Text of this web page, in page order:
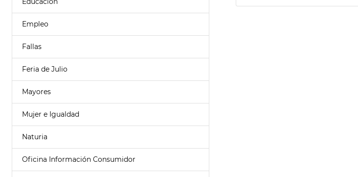
Empleo
Fallas
Feria de Julio
Mayores
Mujer e Igualdad
Naturia
Oficina Información Consumidor